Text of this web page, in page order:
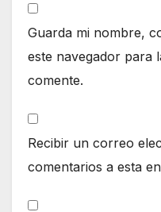
Guarda mi nombre,
este navegador para
comente.
Recibir un correo
comentarios a esta